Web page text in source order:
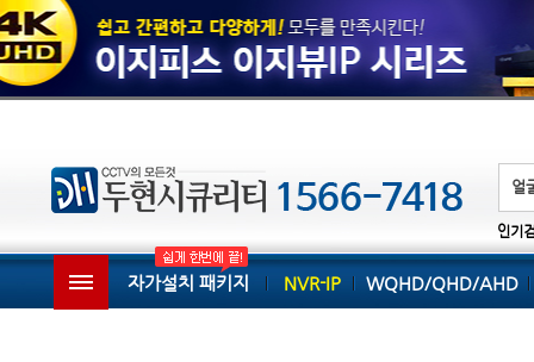
인기
자가설치 패키지 NVR-IP WQHD/QHD/AHD